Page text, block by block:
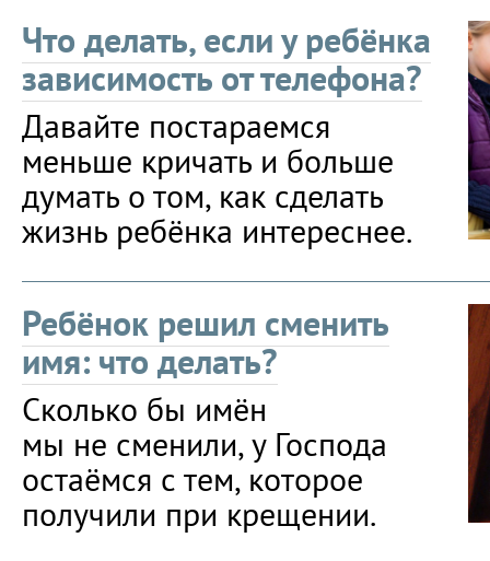
Что делать, если у ребёнка
зависимость от телефона?
Давайте постараемся
меньше кричать и больше
думать о том, как сделать
жизнь ребёнка интереснее.
Ребёнок решил сменить
имя: что делать?
Сколько бы имён
мы не сменили, у Господа
остаёмся с тем, которое
получили при крещении.